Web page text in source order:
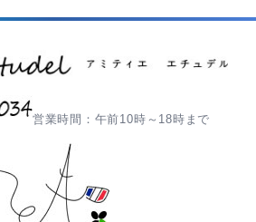
営業時間：午前10時～18時まで